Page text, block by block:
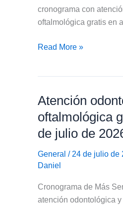
2026
cronograma con
oftalmológica gratis en
Cronograma
y
oftalmológica
gratis
en
agosto
Read More »
Atención
oftalmológica
de julio de
General / 24 de julio de
Daniel
Cronograma de Más
atención odontológica